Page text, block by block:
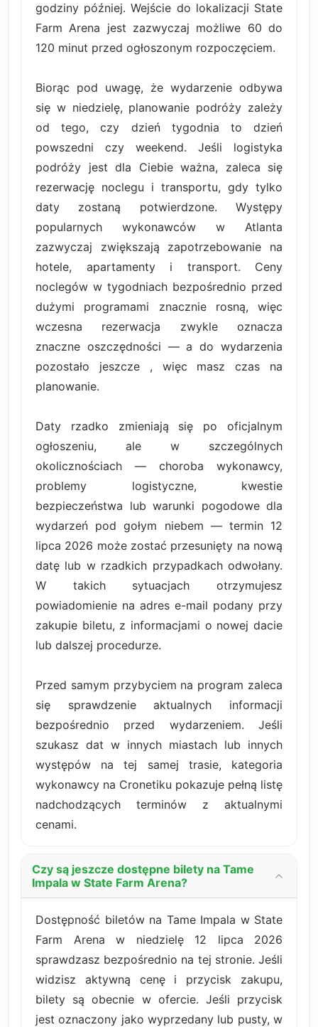
godziny później. Wejście do lokalizacji State
Farm Arena jest zazwyczaj możliwe 60 do
120 minut przed ogłoszonym rozpoczęciem.
Biorąc pod uwagę, że wydarzenie odbywa
się w niedzielę, planowanie podróży zależy
od tego, czy dzień tygodnia to dzień
powszedni czy weekend. Jeśli logistyka
podróży jest dla Ciebie ważna, zaleca się
rezerwację noclegu i transportu, gdy tylko
daty zostaną potwierdzone. Występy
popularnych wykonawców w Atlanta
zazwyczaj zwiększają zapotrzebowanie na
hotele, apartamenty i transport. Ceny
noclegów w tygodniach bezpośrednio przed
dużymi programami znacznie rosną, więc
wczesna rezerwacja zwykle oznacza
znaczne oszczędności — a do wydarzenia
pozostało jeszcze , więc masz czas na
planowanie.
Daty rzadko zmieniają się po oficjalnym
ogłoszeniu, ale w szczególnych
okolicznościach — choroba wykonawcy,
problemy logistyczne, kwestie
bezpieczeństwa lub warunki pogodowe dla
wydarzeń pod gołym niebem — termin 12
lipca 2026 może zostać przesunięty na nową
datę lub w rzadkich przypadkach odwołany.
W takich sytuacjach otrzymujesz
powiadomienie na adres e-mail podany przy
zakupie biletu, z informacjami o nowej dacie
lub dalszej procedurze.
Przed samym przybyciem na program zaleca
się sprawdzenie aktualnych informacji
bezpośrednio przed wydarzeniem. Jeśli
szukasz dat w innych miastach lub innych
występów na tej samej trasie, kategoria
wykonawcy na Cronetiku pokazuje pełną listę
nadchodzących terminów z aktualnymi
cenami.
Czy są jeszcze dostępne bilety na Tame
Impala w State Farm Arena?
Dostępność biletów na Tame Impala w State
Farm Arena w niedzielę 12 lipca 2026
sprawdzasz bezpośrednio na tej stronie. Jeśli
widzisz aktywną cenę i przycisk zakupu,
bilety są obecnie w ofercie. Jeśli przycisk
jest oznaczony jako wyprzedany lub pusty, w